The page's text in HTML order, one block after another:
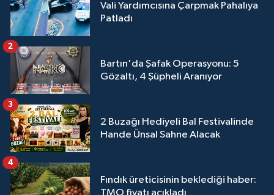
Vali Yardımcısına Çarpmak Pahalıya
Patladı
Bartın'da Şafak Operasyonu: 5
Gözaltı, 4 Şüpheli Aranıyor
2
2 Buzağı Hediyeli Bal Festivalinde
Hande Ünsal Sahne Alacak
3
Fındık üreticisinin beklediği haber:
4